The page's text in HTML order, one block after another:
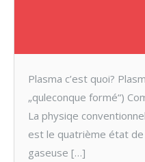
Plasma c’est quoi?
„quleconque formé“)
La physiqe
est le quatrième état
gaseuse […]